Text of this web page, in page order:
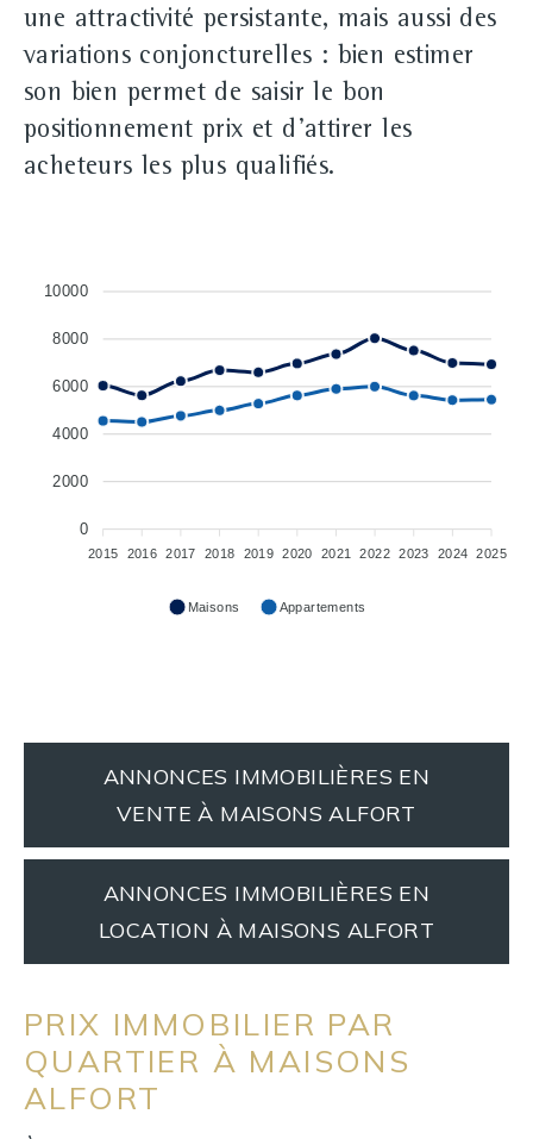
une attractivité persistante, mais aussi des
variations conjoncturelles : bien estimer
son bien permet de saisir le bon
positionnement prix et d'attirer les
acheteurs les plus qualifiés.
10000
8000
6000
4000
2000
0
2015 2016 2017 2018 2019 2020 2021 2022 2023 2024 2025
Maisons Appartements
ANNONCES IMMOBILIÈRES EN
VENTE À MAISONS ALFORT
ANNONCES IMMOBILIÈRES EN
LOCATION À MAISONS ALFORT
PRIX IMMOBILIER PAR
QUARTIER À MAISONS
ALFORT